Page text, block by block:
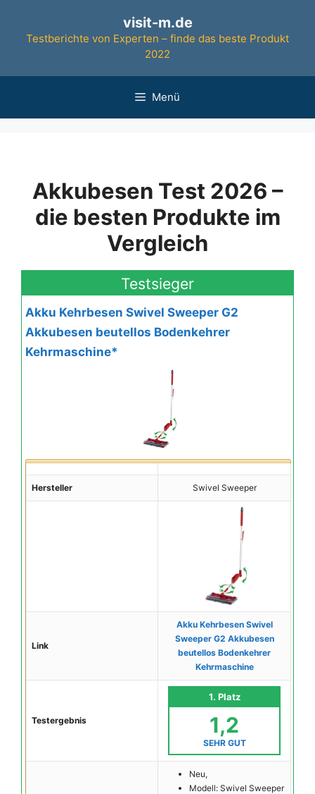
springen
visit-m.de
Testberichte von Experten – finde das beste Produkt
2022
Menü
Akkubesen Test 2026 –
die besten Produkte im
Vergleich
Testsieger
Akku Kehrbesen Swivel Sweeper G2
Akkubesen beutellos Bodenkehrer
Kehrmaschine*
Hersteller Swivel Sweeper
Link
Akku Kehrbesen Swivel
Sweeper G2 Akkubesen
beutellos Bodenkehrer
Kehrmaschine
Testergebnis
1. Platz
1,2
SEHR GUT
Neu,
Modell: Swivel Sweeper